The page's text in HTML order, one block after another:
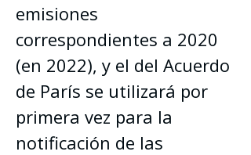
emisiones
correspondientes a 2020
(en 2022), y el del Acuerdo
de París se utilizará por
primera vez para la
notificación de las